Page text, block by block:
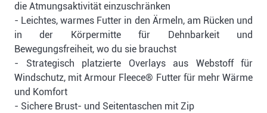
die Atmungsaktivität einzuschränken
- Leichtes, warmes Futter in den Ärmeln, am Rücken und
in der Körpermitte für Dehnbarkeit und
Bewegungsfreiheit, wo du sie brauchst
- Strategisch platzierte Overlays aus Webstoff für
Windschutz, mit Armour Fleece® Futter für mehr Wärme
und Komfort
- Sichere Brust- und Seitentaschen mit Zip